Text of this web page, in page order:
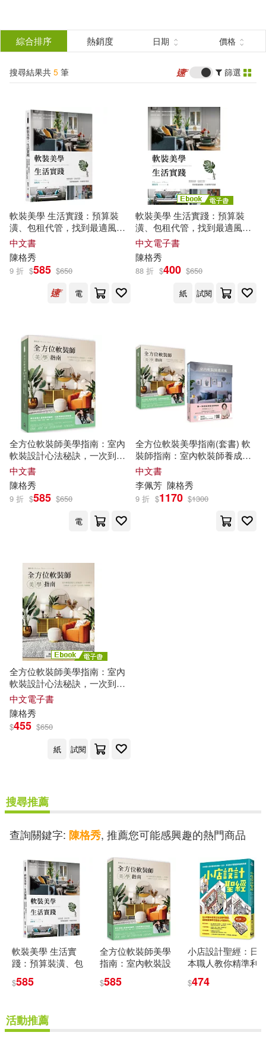
結
分類 (單選)
所有商品(5) 圖書(3)
電子書(2)
作者 (可複選)
陳格秀(5) 李佩芳(1)
出版社 (可複選)
配送方式 (可複選)
可超商取貨(3) 可海外宅配(3)
可港澳店取(3)
可菲律賓店取(3)
電子書 (可複選)
適合平板閱讀(2)
其他 (可複選)
現在可購買商品(5)
作者/演唱/譯/編/繪(5)
綜合排序 熱銷度 日期 價格
搜尋結果共 5 筆 篩選
軟裝美學 生活實踐：預算裝
潢、包租代管，找到最適風
格、升級物件質感
中文書
陳格秀
9 折 $585 $650
電
軟裝美學 生活實踐：預算裝
潢、包租代管，找到最適風
格、升級物件質感 (電子書)
中文電子書
陳格秀
88 折 $400 $650
紙
試閱
全方位軟裝師美學指南：室內
軟裝設計心法秘訣，一次到
位，十種風格/八大元素/生活美
學/佈置藝術
中文書
陳格秀
9 折 $585 $650
電
全方位軟裝美學指南(套書) 軟
裝師指南：室內軟裝師養成術
+全方位軟裝師美學指南(一套2
冊)
中文書
李佩芳 陳格秀
9 折 $1170 $1300
全方位軟裝師美學指南：室內
軟裝設計心法秘訣，一次到
位，十種風格/八大元素/生活美
學/佈置藝術 (電子書)
中文電子書
陳格秀
$455 $650
紙
試閱
搜尋推薦
查詢關鍵字: 陳格秀, 推薦您可能感興趣的熱門商品
軟裝美學 生活實
踐：預算裝潢、包
風格、升級物件質
$585
全方位軟裝師美學
指南：室內軟裝設
到位，十種風格/八
$585
小店設計聖經：日
本職人教你精準利
最大營業額與最美
$474
活動推薦